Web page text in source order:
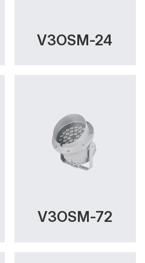
V3OSM-24
V3OSM-72